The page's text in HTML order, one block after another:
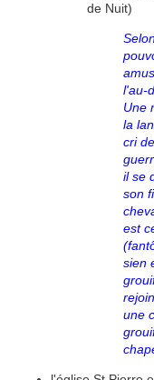
de Nuit)
l'au-
Une
la
cri
il se
son
est
sien
une